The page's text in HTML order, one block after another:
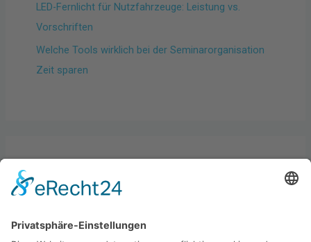
LED-Fernlicht für Nutzfahrzeuge: Leistung vs.
Vorschriften
Welche Tools wirklich bei der Seminarorganisation
Zeit sparen
Kategorien
Best practices